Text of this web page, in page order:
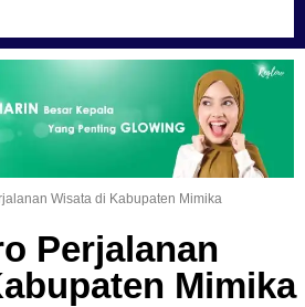
Wisata di Kabupaten Mimika
Perjalanan
Mimika